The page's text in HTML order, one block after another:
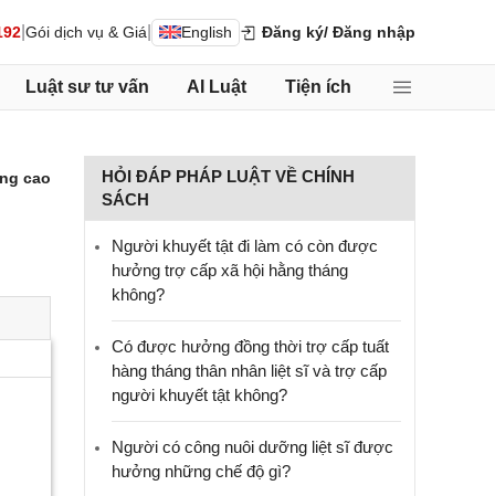
Gói dịch vụ & Giá English Đăng ký/ Đăng nhập
Luật sư tư vấn AI Luật Tiện ích
cao
HỎI ĐÁP PHÁP LUẬT VỀ CHÍNH
SÁCH
Người khuyết tật đi làm có còn được
hưởng trợ cấp xã hội hằng tháng
không?
​Có được hưởng đồng thời trợ cấp tuất
hàng tháng thân nhân liệt sĩ và trợ cấp
người khuyết tật không?
Người có công nuôi dưỡng liệt sĩ được
hưởng những chế độ gì?